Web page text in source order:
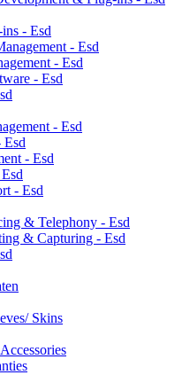
- Esd
- Esd
- Esd
- Esd
- Esd
Esd
- Esd
- Esd
& Telephony - Esd
& Capturing - Esd
Skins